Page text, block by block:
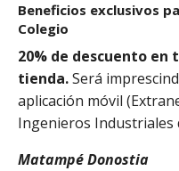
Beneficios exclusivos
Colegio
20% de descuento en
tienda.Será
aplicación móvil
Ingenieros Industriales
Matampé Donostia